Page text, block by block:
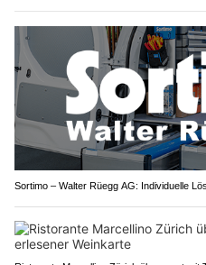
Sortimo – Walter Rüegg AG: Individuelle